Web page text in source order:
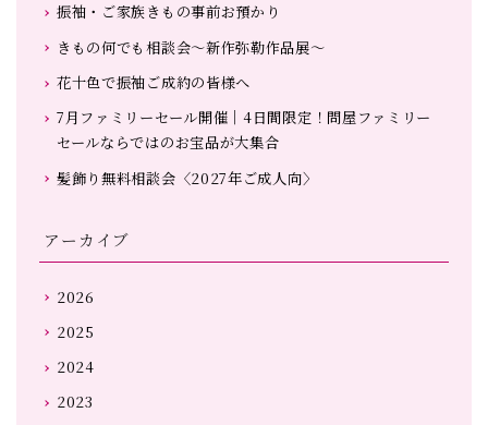
振袖・ご家族きもの事前お預かり
きもの何でも相談会～新作弥勒作品展～
花十色で振袖ご成約の皆様へ
7月ファミリーセール開催｜4日間限定！問屋ファミリー
セールならではのお宝品が大集合
髪飾り無料相談会〈2027年ご成人向〉
アーカイブ
2026
2025
2024
2023